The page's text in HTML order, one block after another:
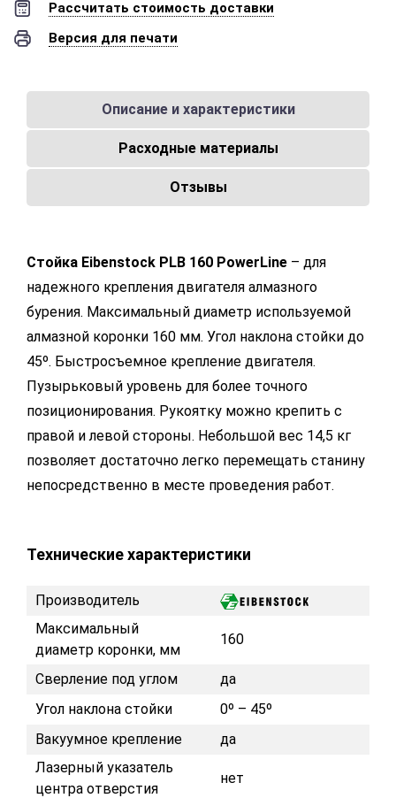
Рассчитать стоимость доставки
Версия для печати
Описание и характеристики
Расходные материалы
Отзывы
Стойка Eibenstock PLB 160 PowerLine – для
надежного крепления двигателя алмазного
бурения. Максимальный диаметр используемой
алмазной коронки 160 мм. Угол наклона стойки до
45º. Быстросъемное крепление двигателя.
Пузырьковый уровень для более точного
позиционирования. Рукоятку можно крепить с
правой и левой стороны. Небольшой вес 14,5 кг
позволяет достаточно легко перемещать станину
непосредственно в месте проведения работ.
Технические характеристики
Производитель
Максимальный
диаметр коронки, мм
160
Сверление под углом
да
Угол наклона стойки
0º – 45º
Вакуумное крепление
да
Лазерный указатель
центра отверстия
нет